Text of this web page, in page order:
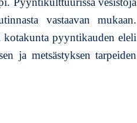
vastaavan mukaan.
pyyntikauden eleli
ja metsästyksen tarpeiden